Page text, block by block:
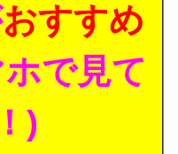
おすすめ
で見て
)